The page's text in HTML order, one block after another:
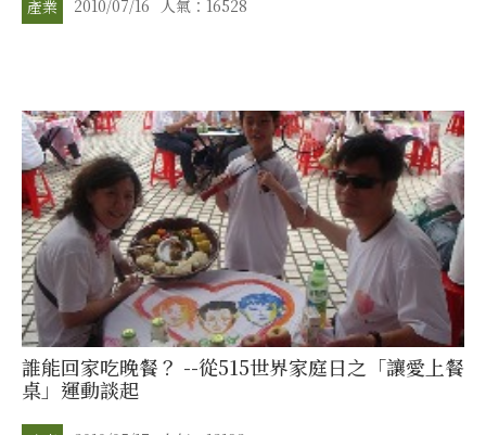
產業 2010/07/16 人氣：16528
誰能回家吃晚餐？ --從515世界家庭日之「讓愛上餐
桌」運動談起